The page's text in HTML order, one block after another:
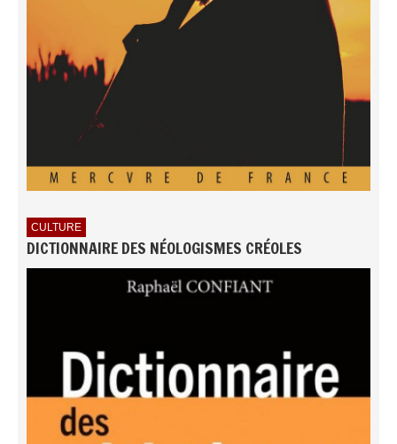
CULTURE
DICTIONNAIRE DES NÉOLOGISMES CRÉOLES